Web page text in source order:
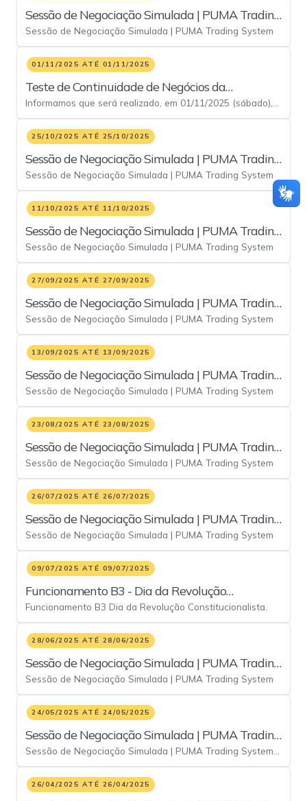
Sessão de Negociação Simulada | PUMA Trading
System - 08/nov
Sessão de Negociação Simulada | PUMA Trading System
01/11/2025 ATÉ 01/11/2025
Teste de Continuidade de Negócios da
Plataforma Eletrônica PUMA Trading System
Informamos que será realizado, em 01/11/2025 (sábado),
teste de continuidade de negócios da plataforma PUMA
Trading System, por meio de sessão de negociação
simulada no ambiente de contingência, com o objetivo de
validar: • A conectividade entre as instalações do site
principal das corretoras e a infraestrutura de contingência
site alternativo da B3.
25/10/2025 ATÉ 25/10/2025
Sessão de Negociação Simulada | PUMA Trading
System - 25/out
Sessão de Negociação Simulada | PUMA Trading System
11/10/2025 ATÉ 11/10/2025
Sessão de Negociação Simulada | PUMA Trading
System - 11/out
Sessão de Negociação Simulada | PUMA Trading System
27/09/2025 ATÉ 27/09/2025
Sessão de Negociação Simulada | PUMA Trading
System - 27/set
Sessão de Negociação Simulada | PUMA Trading System
13/09/2025 ATÉ 13/09/2025
Sessão de Negociação Simulada | PUMA Trading
System - 13/set
Sessão de Negociação Simulada | PUMA Trading System
23/08/2025 ATÉ 23/08/2025
Sessão de Negociação Simulada | PUMA Trading
System - 23/ago
Sessão de Negociação Simulada | PUMA Trading System
26/07/2025 ATÉ 26/07/2025
Sessão de Negociação Simulada | PUMA Trading
System - 26/jul
Sessão de Negociação Simulada | PUMA Trading System
09/07/2025 ATÉ 09/07/2025
Funcionamento B3 - Dia da Revolução
Constitucionalista
Funcionamento B3 Dia da Revolução Constitucionalista.
28/06/2025 ATÉ 28/06/2025
Sessão de Negociação Simulada | PUMA Trading
System - 28/jun
Sessão de Negociação Simulada | PUMA Trading System
24/05/2025 ATÉ 24/05/2025
Sessão de Negociação Simulada | PUMA Trading
System - 24/05
Sessão de Negociação Simulada | PUMA Trading System -
24/05
26/04/2025 ATÉ 26/04/2025